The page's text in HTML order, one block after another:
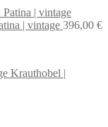
| vintage 396,00 €
Krauthobel |